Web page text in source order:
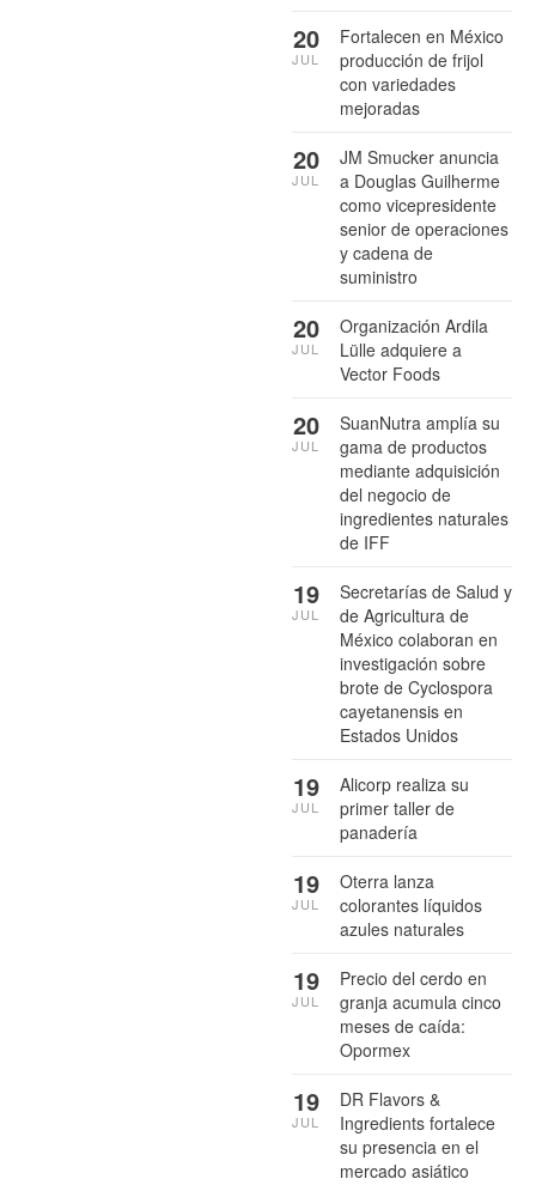
Fortalecen en México
producción de frijol
con variedades
mejoradas
20
JUL
JM Smucker anuncia
a Douglas Guilherme
como vicepresidente
senior de operaciones
y cadena de
suministro
20
JUL
Organización Ardila
Lülle adquiere a
Vector Foods
20
JUL
SuanNutra amplía su
gama de productos
mediante adquisición
del negocio de
ingredientes naturales
de IFF
20
JUL
Secretarías de Salud y
de Agricultura de
México colaboran en
investigación sobre
brote de Cyclospora
cayetanensis en
Estados Unidos
19
JUL
Alicorp realiza su
primer taller de
panadería
19
JUL
Oterra lanza
colorantes líquidos
azules naturales
19
JUL
Precio del cerdo en
granja acumula cinco
meses de caída:
Opormex
19
JUL
DR Flavors &
Ingredients fortalece
su presencia en el
mercado asiático
19
JUL